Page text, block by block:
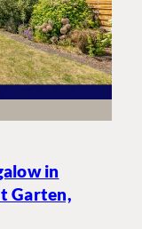
in
Garten,